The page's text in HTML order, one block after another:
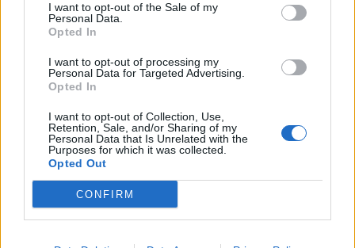
I want to opt-out of the Sale of my
Personal Data.
Opted In
I want to opt-out of processing my
Personal Data for Targeted Advertising.
Opted In
I want to opt-out of Collection, Use,
Retention, Sale, and/or Sharing of my
Personal Data that Is Unrelated with the
Purposes for which it was collected.
Opted Out
CONFIRM
40 peces a concurs
31 de juliol de 2026
Carrega més